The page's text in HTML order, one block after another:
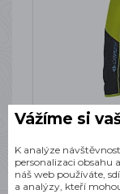
Vážíme si
K analýze
personalizaci obsahu
náš web používáte,
a analýzy, kteří